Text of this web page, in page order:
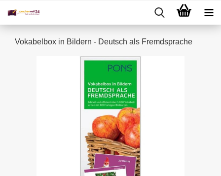
Vokabelbox in Bildern - Deutsch als Fremdsprache